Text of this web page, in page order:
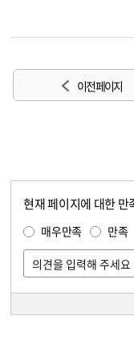
이전 페이지
현재 페이지에 대한
매우만족 만족